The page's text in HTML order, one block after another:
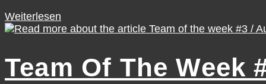
Weiterlesen
Game
/
Sunday,
Team Of The Week